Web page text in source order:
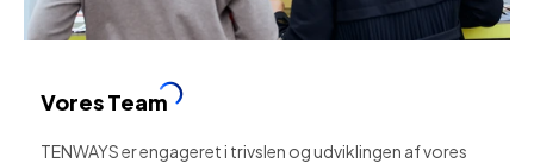
Vores Team
TENWAYS er engageret i trivslen og udviklingen af vores